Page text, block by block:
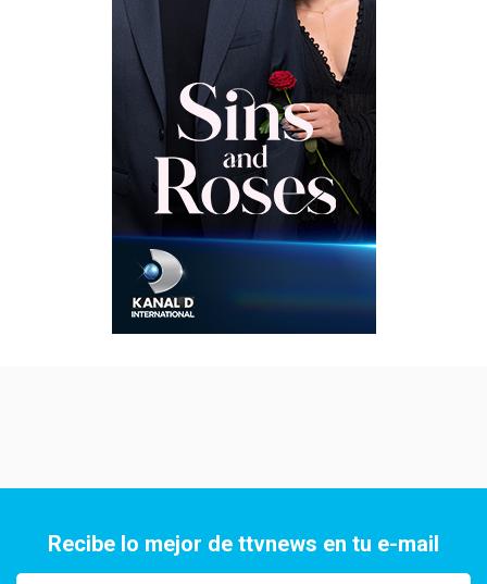
Recibe lo mejor de ttvnews en tu e-mail